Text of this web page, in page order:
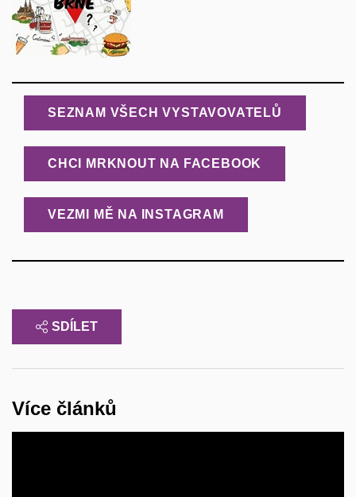
SEZNAM VŠECH VYSTAVOVATELŮ
CHCI MRKNOUT NA FACEBOOK
VEZMI MĚ NA INSTAGRAM
SDÍLET
Více článků